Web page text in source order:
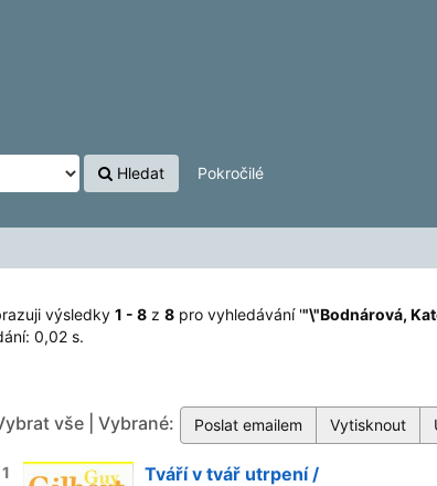
Hledat Pokročilé
výsledky 1 - 8 z 8 pro vyhledávání '"\"Bodnárová,
0,02 s.
vše | Vybrané:
1 Tváří v tvář utrpení /